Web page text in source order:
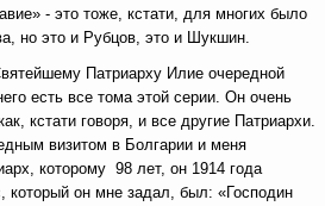
- это тоже, кстати, для многих было
но это и Рубцов, это и Шукшин.
Патриарху Илие очередной
есть все тома этой серии. Он очень
кстати говоря, и все другие Патриархи.
визитом в Болгарии и меня
которому 98 лет, он 1914 года
который он мне задал, был: «Господин